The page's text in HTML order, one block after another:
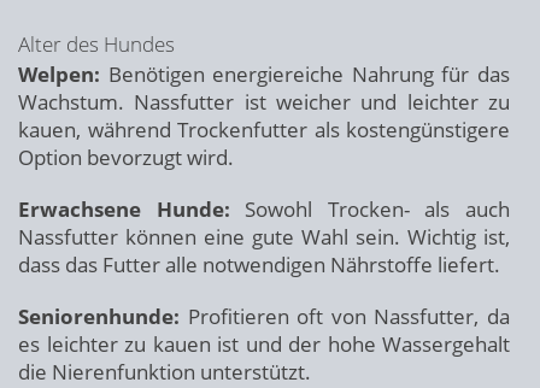
Alter des Hundes
Welpen: Benötigen energiereiche Nahrung für das
Wachstum. Nassfutter ist weicher und leichter zu
kauen, während Trockenfutter als kostengünstigere
Option bevorzugt wird.
Erwachsene Hunde: Sowohl Trocken- als auch
Nassfutter können eine gute Wahl sein. Wichtig ist,
dass das Futter alle notwendigen Nährstoffe liefert.
Seniorenhunde: Profitieren oft von Nassfutter, da
es leichter zu kauen ist und der hohe Wassergehalt
die Nierenfunktion unterstützt.